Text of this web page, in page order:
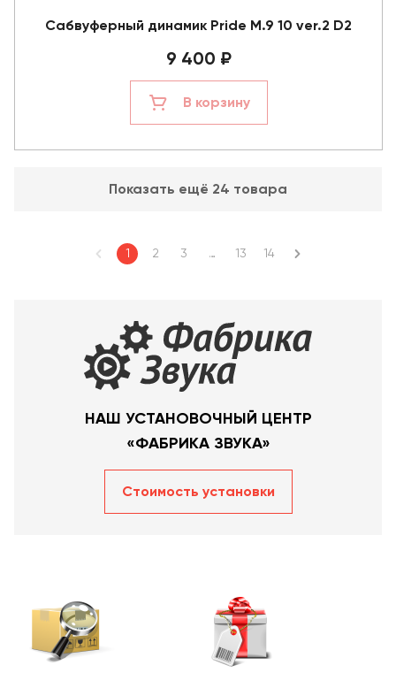
Сабвуферный динамик Pride M.9 10 ver.2 D2
9 400 ₽
В корзину
Показать ещё 24 товара
1 2 3 … 13 14
НАШ УСТАНОВОЧНЫЙ ЦЕНТР
«ФАБРИКА ЗВУКА»
Стоимость уcтановки